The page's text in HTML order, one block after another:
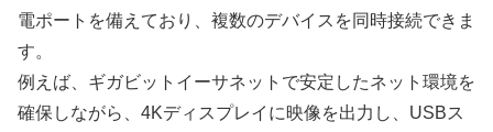
電ポートを備えており、複数のデバイスを同時接続できま
す。
例えば、ギガビットイーサネットで安定したネット環境を
確保しながら、4Kディスプレイに映像を出力し、USBス